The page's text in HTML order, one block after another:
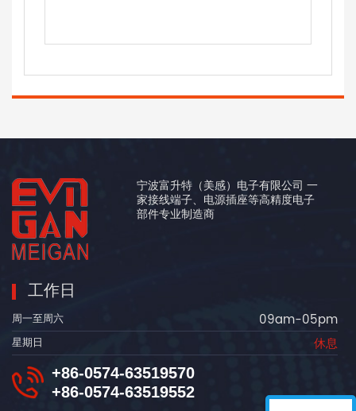
宁波富升特（美感）电子有限公司 一
家接线端子、电源插座等高精度电子
部件专业制造商
工作日
周一至周六 09am-05pm
星期日 休息
+86-0574-63519570
+86-0574-63519552